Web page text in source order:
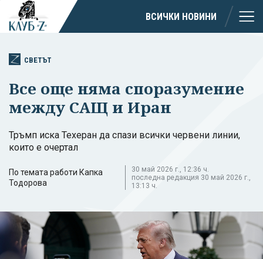
ВСИЧКИ НОВИНИ
СВЕТЪТ
Все още няма споразумение
между САЩ и Иран
Тръмп иска Техеран да спази всички червени линии,
които е очертал
По темата работи Капка
Тодорова
30 май 2026 г., 12:36 ч.
последна редакция 30 май 2026 г.,
13:13 ч.